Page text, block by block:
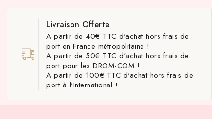
Livraison Offerte
A partir de 40€ TTC d'achat hors frais de
port en France métropolitaine !
A partir de 50€ TTC d'achat hors frais de
port pour les DROM-COM !
A partir de 100€ TTC d'achat hors frais de
port à l'International !